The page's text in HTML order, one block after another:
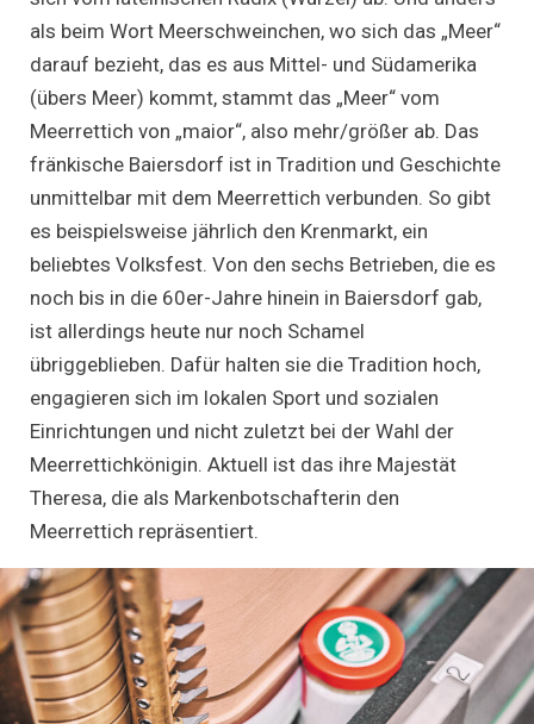
als beim Wort Meerschweinchen, wo sich das „Meer“
darauf bezieht, das es aus Mittel- und Südamerika
(übers Meer) kommt, stammt das „Meer“ vom
Meerrettich von „maior“, also mehr/größer ab. Das
fränkische Baiersdorf ist in Tradition und Geschichte
unmittelbar mit dem Meerrettich verbunden. So gibt
es beispielsweise jährlich den Krenmarkt, ein
beliebtes Volksfest. Von den sechs Betrieben, die es
noch bis in die 60er-Jahre hinein in Baiersdorf gab,
ist allerdings heute nur noch Schamel
übriggeblieben. Dafür halten sie die Tradition hoch,
engagieren sich im lokalen Sport und sozialen
Einrichtungen und nicht zuletzt bei der Wahl der
Meerrettichkönigin. Aktuell ist das ihre Majestät
Theresa, die als Markenbotschafterin den
Meerrettich repräsentiert.